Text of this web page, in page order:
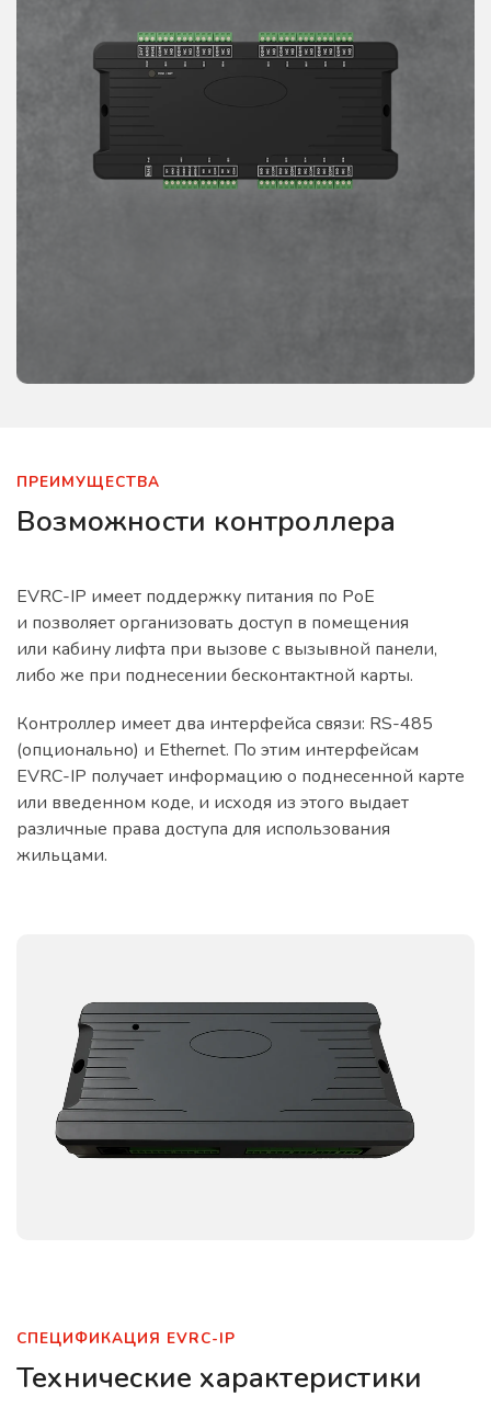
ПРЕИМУЩЕСТВА
Возможности контроллера
EVRC-IP имеет поддержку питания по PoE
и позволяет организовать доступ в помещения
или кабину лифта при вызове с вызывной панели,
либо же при поднесении бесконтактной карты.
Контроллер имеет два интерфейса связи: RS-485
(опционально) и Ethernet. По этим интерфейсам
EVRC-IP получает информацию о поднесенной карте
или введенном коде, и исходя из этого выдает
различные права доступа для использования
жильцами.
СПЕЦИФИКАЦИЯ EVRC-IP
Технические характеристики